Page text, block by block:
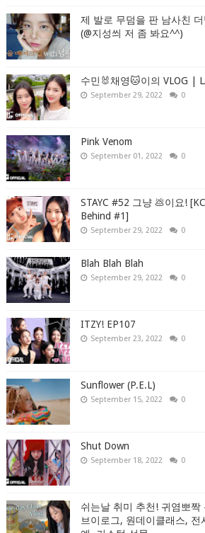
제 발로 무덤을 판 남사친
(@지성씌 저 좀 봐요^^)
수민🐰채영🐱이의 VLOG |
September 29, 2022 0
Pink Venom
September 01, 2022 0
STAYC #52 그냥 💩이요!
Behind #1]
September 29, 2022 0
Blah Blah Blah
September 29, 2022 0
ITZY! EP107
September 23, 2022 0
Sunflower (P.E.L)
September 15, 2022 0
Shut Down
September 18, 2022 0
쉬는날 취미 추천! 귀염뽀짝
브이로그, 원데이클래스,